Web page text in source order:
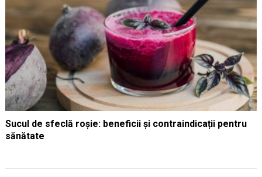
Sucul de sfeclă roșie: beneficii și contraindicații pentru
sănătate